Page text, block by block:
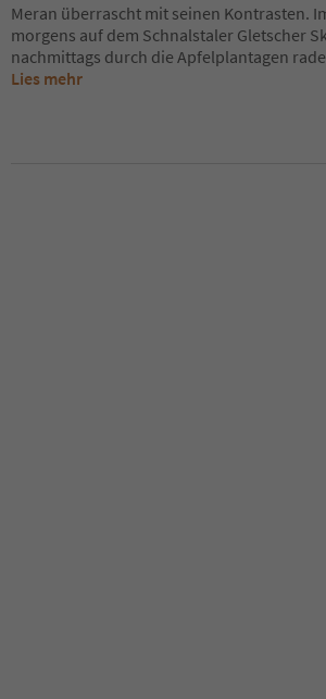
Meran überrascht mit seinen Kontrasten.
morgens auf dem Schnalstaler Gletscher
nachmittags durch die Apfelplantagen
Lies mehr